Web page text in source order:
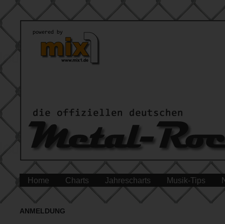
Home Charts Jahrescharts Musik-Tips
ANMELDUNG